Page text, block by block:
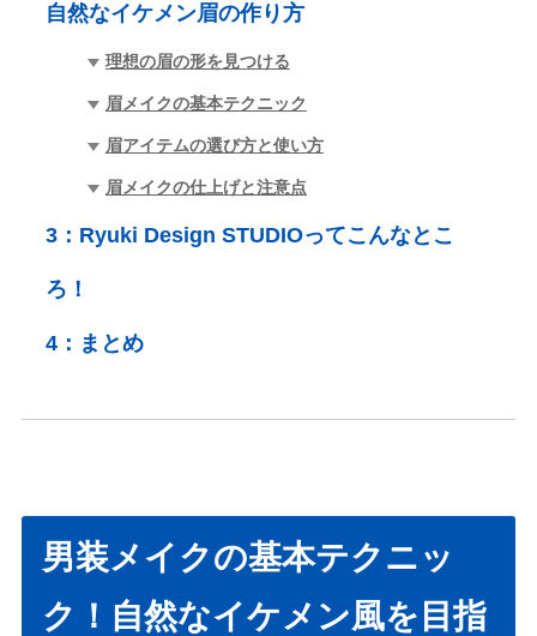
自然なイケメン眉の作り方
理想の眉の形を見つける
眉メイクの基本テクニック
眉アイテムの選び方と使い方
眉メイクの仕上げと注意点
3： Ryuki Design STUDIOってこんなとこ
ろ！
4： まとめ
男装メイクの基本テクニッ
ク！自然なイケメン風を目指